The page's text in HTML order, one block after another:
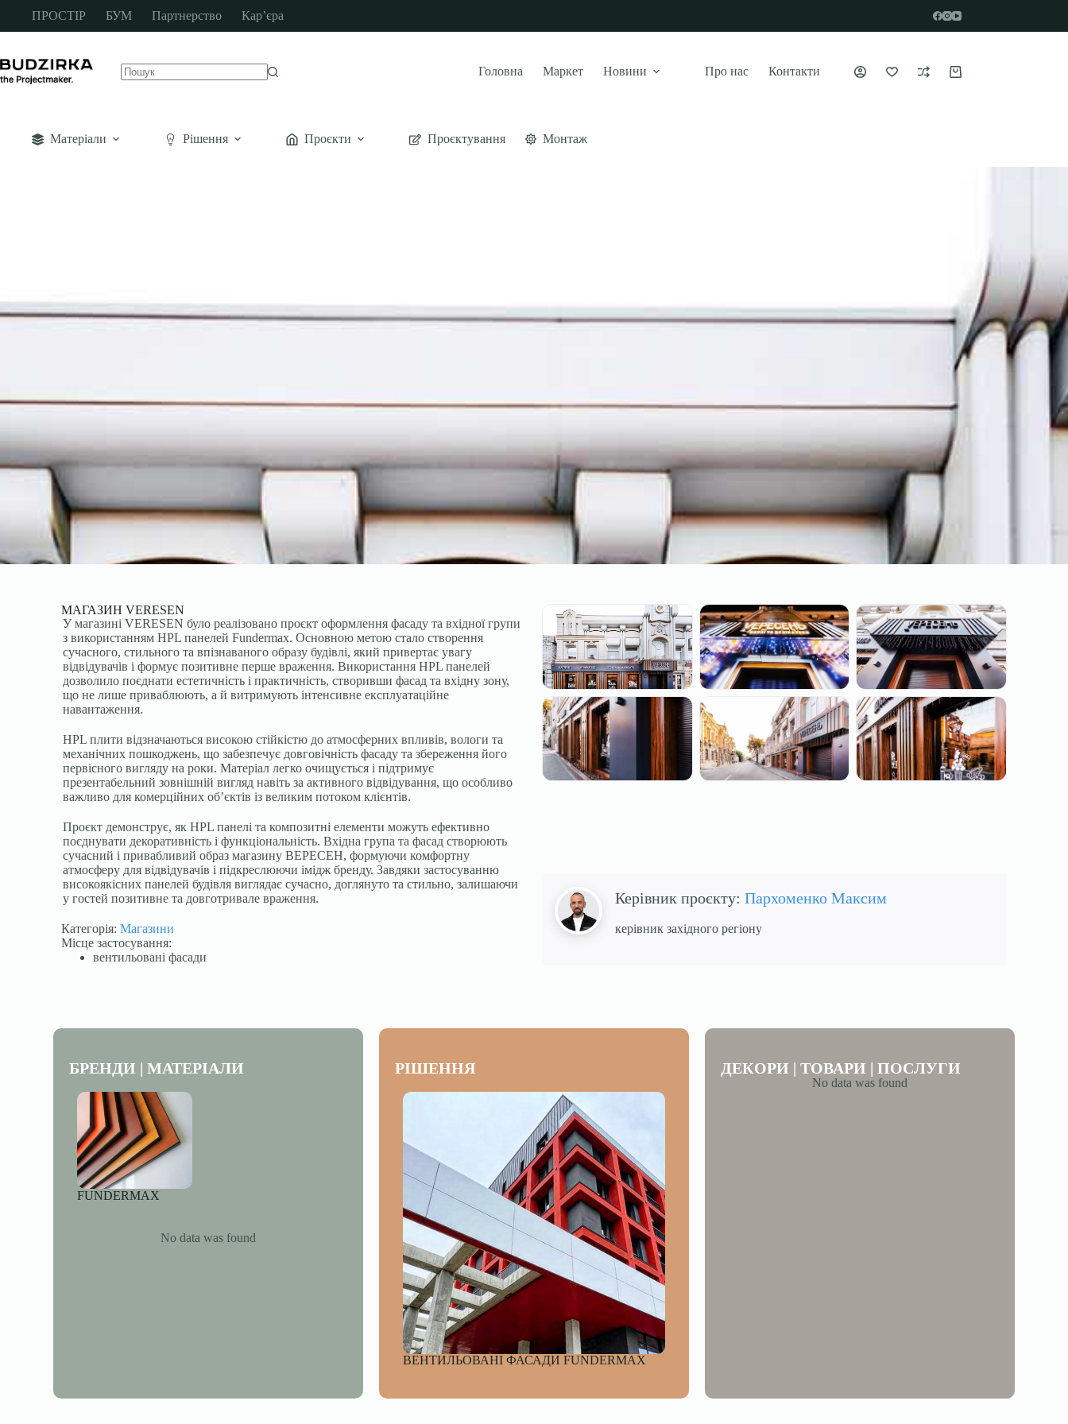
ПРОСТІР БУМ Партнерство Кар’єра
Головна Маркет Новини Про нас Контакти
Матеріали Рішення Проєкти Проєктування Монтаж
МАГАЗИН VERESEN
У магазині VERESEN було реалізовано проєкт оформлення фасаду та вхідної групи
з використанням HPL панелей Fundermax. Основною метою стало створення
сучасного, стильного та впізнаваного образу будівлі, який привертає увагу
відвідувачів і формує позитивне перше враження. Використання HPL панелей
дозволило поєднати естетичність і практичність, створивши фасад та вхідну зону,
що не лише приваблюють, а й витримують інтенсивне експлуатаційне
навантаження.
HPL плити відзначаються високою стійкістю до атмосферних впливів, вологи та
механічних пошкоджень, що забезпечує довговічність фасаду та збереження його
первісного вигляду на роки. Матеріал легко очищується і підтримує
презентабельний зовнішній вигляд навіть за активного відвідування, що особливо
важливо для комерційних об’єктів із великим потоком клієнтів.
Проєкт демонструє, як HPL панелі та композитні елементи можуть ефективно
поєднувати декоративність і функціональність. Вхідна група та фасад створюють
сучасний і привабливий образ магазину ВЕРЕСЕН, формуючи комфортну
атмосферу для відвідувачів і підкреслюючи імідж бренду. Завдяки застосуванню
високоякісних панелей будівля виглядає сучасно, доглянуто та стильно, залишаючи
у гостей позитивне та довготривале враження.
Категорія:Магазини
Місце застосування:
вентильовані фасади
Керівник проєкту: Пархоменко Максим
керівник західного регіону
БРЕНДИ | МАТЕРІАЛИ
FUNDERMAX
No data was found
РІШЕННЯ
ВЕНТИЛЬОВАНІ ФАСАДИ FUNDERMAX
ДЕКОРИ | ТОВАРИ | ПОСЛУГИ
No data was found